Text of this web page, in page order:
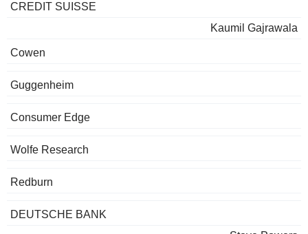
CREDIT SUISSE
Kaumil Gajrawala
Cowen
Guggenheim
Consumer Edge
Wolfe Research
Redburn
DEUTSCHE BANK